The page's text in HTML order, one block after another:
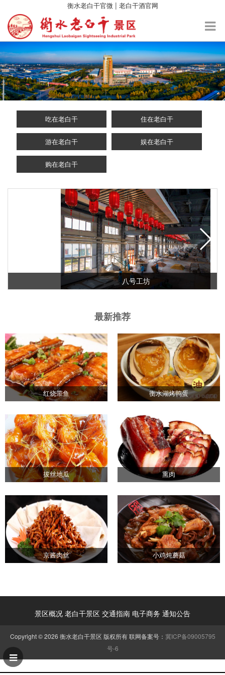
衡水老白干官微 | 老白干酒官网
吃在老白干 住在老白干
游在老白干 娱在老白干
购在老白干
八号工坊
最新推荐
红烧带鱼 衡水湖烤鸭蛋
拔丝地瓜 熏肉
京酱肉丝 小鸡炖蘑菇
景区概况 老白干景区 交通指南 电子商务 通知公告
Copyright © 2026 衡水老白干景区 版权所有 联网备案号： 冀ICP备09005795
号-6